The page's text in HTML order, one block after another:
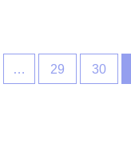
… 29 30